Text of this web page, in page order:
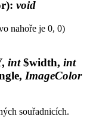
: void
nahoře je 0, 0)
int$width, int
ImageColor
souřadnicích.